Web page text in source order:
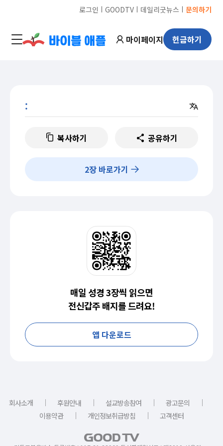
로그인 ㅣ GOODTVㅣ 데일리굿뉴스 ㅣ 문의하기
마이페이지 헌금하기
:
복사하기 공유하기
2장 바로가기
매일 성경 3장씩 읽으면
전신갑주 배지를 드려요!
앱 다운로드
회사소개 ｜ 후원안내 ｜ 설교방송참여 ｜ 광고문의
｜
이용약관
｜ 개인정보취급방침 ｜ 고객센터